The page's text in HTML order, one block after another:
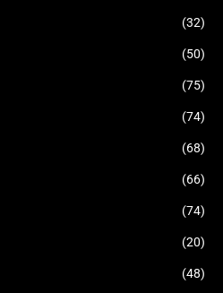
(32)
(50)
(75)
(74)
(68)
(66)
(74)
(20)
(48)